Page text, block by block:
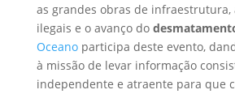
as grandes obras de infraestrutura,
ilegais e o avanço do
Oceanoparticipa deste evento,
à missão de levar informação
independente e atraente para que